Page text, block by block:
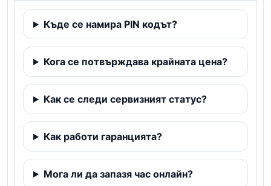
Къде се намира PIN кодът?
Кога се потвърждава крайната цена?
Как се следи сервизният статус?
Как работи гаранцията?
Мога ли да запазя час онлайн?